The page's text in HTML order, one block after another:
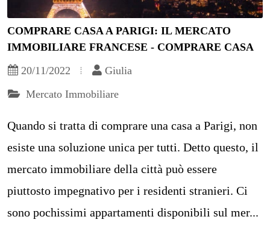
COMPRARE CASA A PARIGI: IL MERCATO
IMMOBILIARE FRANCESE - COMPRARE CASA
20/11/2022
Giulia
Mercato Immobiliare
Quando si tratta di comprare una casa a Parigi, non
esiste una soluzione unica per tutti. Detto questo, il
mercato immobiliare della città può essere
piuttosto impegnativo per i residenti stranieri. Ci
sono pochissimi appartamenti disponibili sul mer...